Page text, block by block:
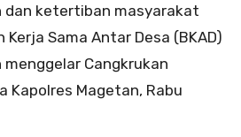
dan ketertiban masyarakat
Sama Antar Desa (BKAD)
Cangkrukan
Kapolres Magetan, Rabu